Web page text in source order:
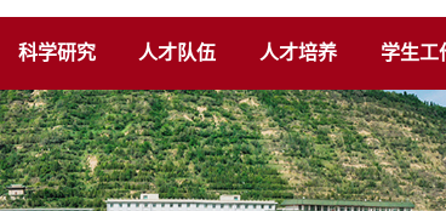
科学研究 人才队伍 人才培养 学生工